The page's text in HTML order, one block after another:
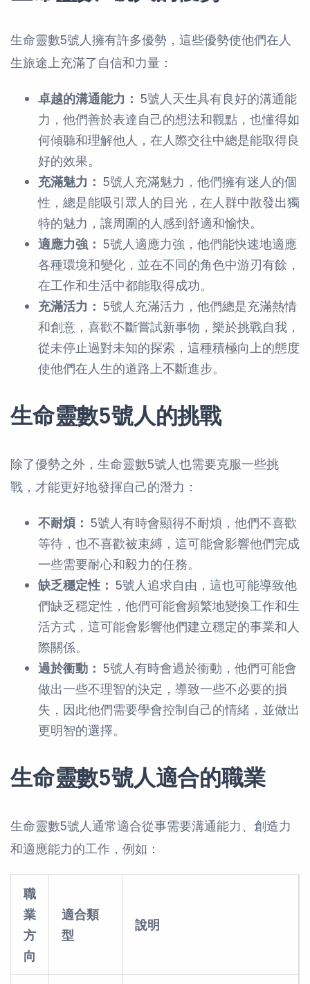
生命靈數5號人擁有許多優勢，這些優勢使他們在人
生旅途上充滿了自信和力量：
卓越的溝通能力： 5號人天生具有良好的溝通能
力，他們善於表達自己的想法和觀點，也懂得如
何傾聽和理解他人，在人際交往中總是能取得良
好的效果。
充滿魅力： 5號人充滿魅力，他們擁有迷人的個
性，總是能吸引眾人的目光，在人群中散發出獨
特的魅力，讓周圍的人感到舒適和愉快。
適應力強： 5號人適應力強，他們能快速地適應
各種環境和變化，並在不同的角色中游刃有餘，
在工作和生活中都能取得成功。
充滿活力： 5號人充滿活力，他們總是充滿熱情
和創意，喜歡不斷嘗試新事物，樂於挑戰自我，
從未停止過對未知的探索，這種積極向上的態度
使他們在人生的道路上不斷進步。
生命靈數5號人的挑戰
除了優勢之外，生命靈數5號人也需要克服一些挑
戰，才能更好地發揮自己的潛力：
不耐煩： 5號人有時會顯得不耐煩，他們不喜歡
等待，也不喜歡被束縛，這可能會影響他們完成
一些需要耐心和毅力的任務。
缺乏穩定性： 5號人追求自由，這也可能導致他
們缺乏穩定性，他們可能會頻繁地變換工作和生
活方式，這可能會影響他們建立穩定的事業和人
際關係。
過於衝動： 5號人有時會過於衝動，他們可能會
做出一些不理智的決定，導致一些不必要的損
失，因此他們需要學會控制自己的情緒，並做出
更明智的選擇。
生命靈數5號人適合的職業
生命靈數5號人通常適合從事需要溝通能力、創造力
和適應能力的工作，例如：
職
業
方
向
適合類
型
說明